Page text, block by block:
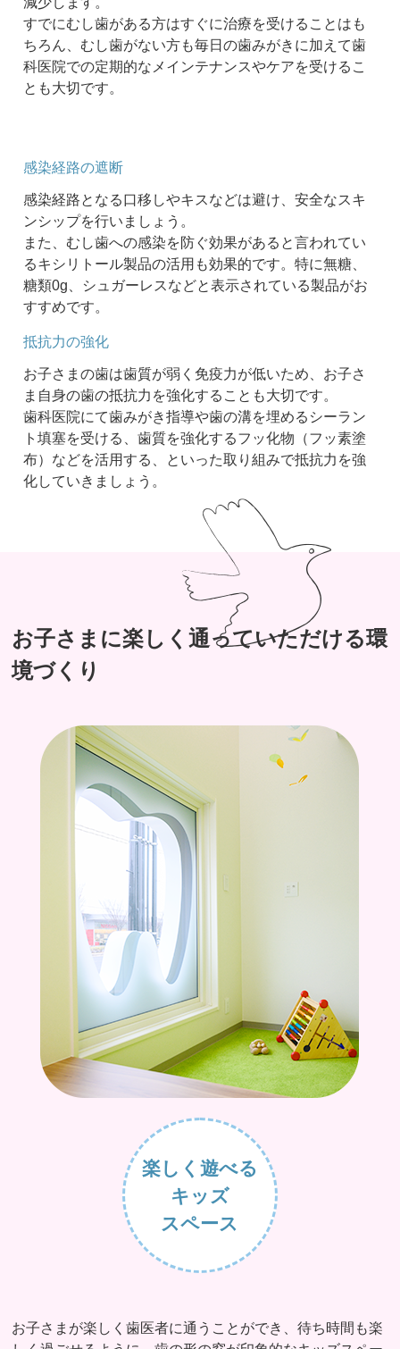
すでにむし歯がある方はすぐに治療を受けることはも
ちろん、むし歯がない方も毎日の歯みがきに加えて歯
科医院での定期的なメインテナンスやケアを受けるこ
とも大切です。
感染経路の遮断
感染経路となる口移しやキスなどは避け、安全なスキ
ンシップを行いましょう。
また、むし歯への感染を防ぐ効果があると言われてい
るキシリトール製品の活用も効果的です。特に無糖、
糖類0g、シュガーレスなどと表示されている製品がお
すすめです。
抵抗力の強化
お子さまの歯は歯質が弱く免疫力が低いため、お子さ
ま自身の歯の抵抗力を強化することも大切です。
歯科医院にて歯みがき指導や歯の溝を埋めるシーラン
ト填塞を受ける、歯質を強化するフッ化物（フッ素塗
布）などを活用する、といった取り組みで抵抗力を強
化していきましょう。
お子さまに楽しく通っていただける環
境づくり
楽しく遊べる
キッズ
スペース
お子さまが楽しく歯医者に通うことができ、待ち時間も楽